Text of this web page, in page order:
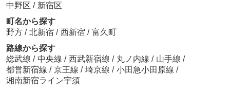
中野区 / 新宿区
町名から探す
野方 / 北新宿 / 西新宿 / 富久町
路線から探す
総武線 / 中央線 / 西武新宿線 / 丸ノ内線 / 山手線 /
都営新宿線 / 京王線 / 埼京線 / 小田急小田原線 /
湘南新宿ライン宇須